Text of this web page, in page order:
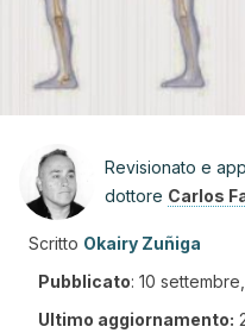
Revisionato e
dottore Carlos
Scritto Okairy Zuñiga
Pubblicato: 10
Ultimo aggiornamento: